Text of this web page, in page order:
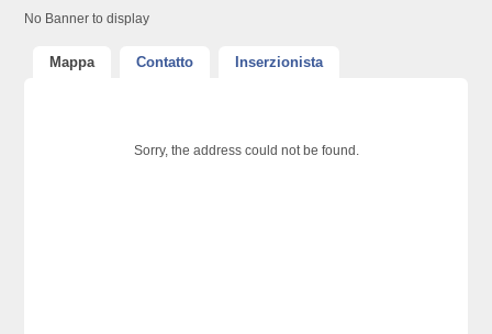
No Banner to display
Mappa Contatto Inserzionista
Sorry, the address could not be found.